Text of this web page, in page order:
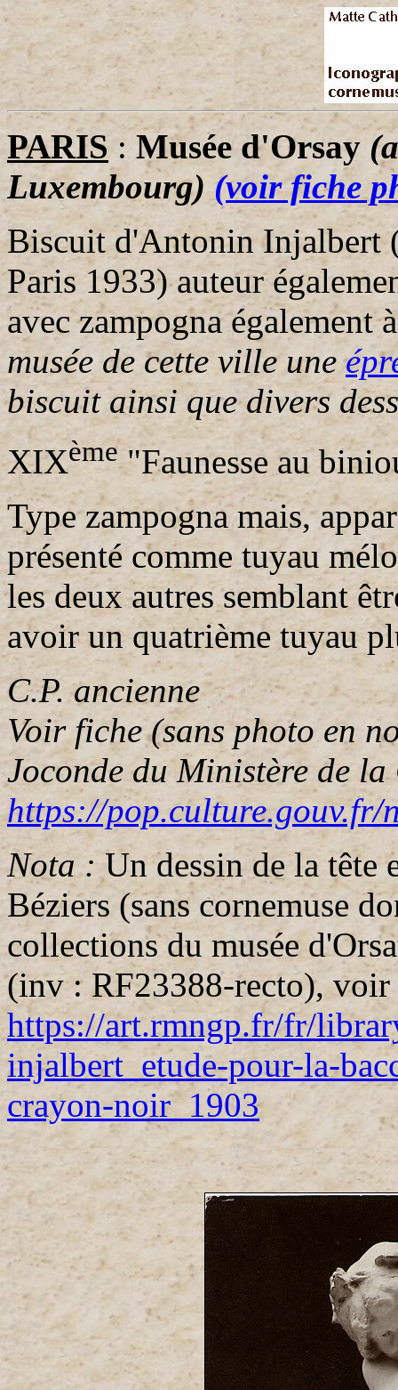
PARIS : Musée d'Orsay
Luxembourg)(voir fiche
Biscuit d'Antonin Injalbert
Paris 1933) auteur
avec zampogna également
musée de cette ville une
biscuit ainsi que divers
XIXème"Faunesse au
Type zampogna mais,
présenté comme tuyau
les deux autres semblant
avoir un quatrième tuyau
C.P. ancienne
Voir fiche (sans photo en
Joconde du Ministère de
https://pop.culture.gouv.fr/
Nota : Un dessin de la tête
Béziers (sans cornemuse
collections du musée
(inv : RF23388-recto), voir
https://art.rmngp.fr/fr/
injalbert_etude-pour-la-
crayon-noir_1903